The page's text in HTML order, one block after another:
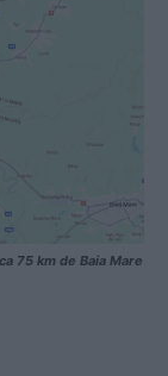
75 km de Baia Mare